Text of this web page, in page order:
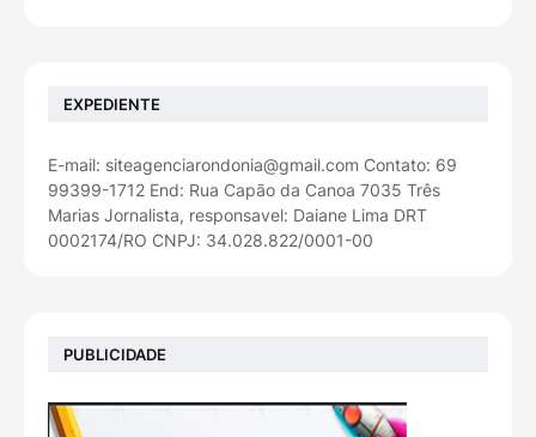
EXPEDIENTE
E-mail: siteagenciarondonia@gmail.com Contato: 69
99399-1712 End: Rua Capão da Canoa 7035 Três
Marias Jornalista, responsavel: Daiane Lima DRT
0002174/RO CNPJ: 34.028.822/0001-00
PUBLICIDADE